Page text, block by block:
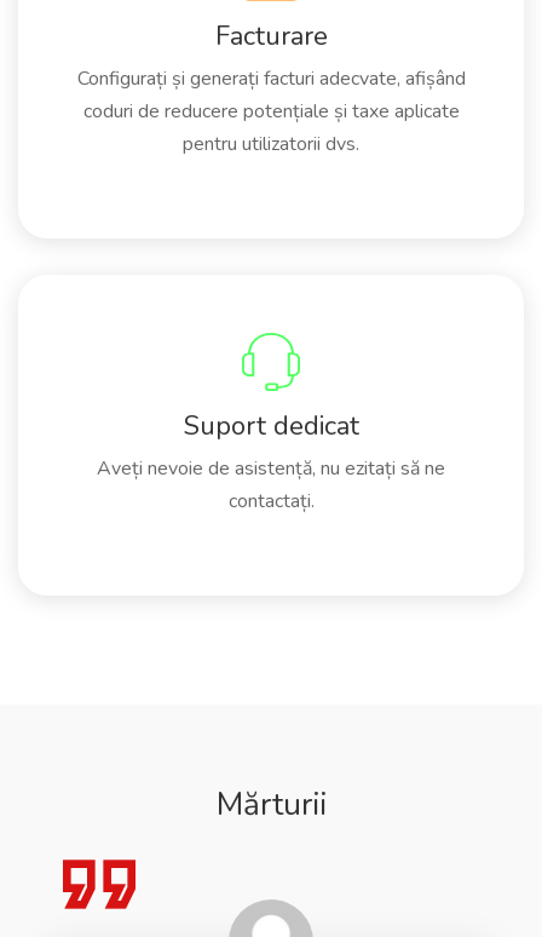
Facturare
Configurați și generați facturi adecvate, afișând
coduri de reducere potențiale și taxe aplicate
pentru utilizatorii dvs.
Suport dedicat
Aveți nevoie de asistență, nu ezitați să ne
contactați.
Mărturii